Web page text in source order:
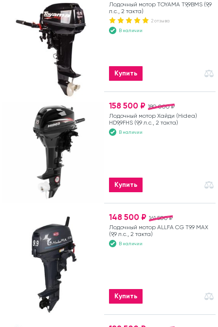
Лодочный мотор TOYAMA T9,9BMS (9,9
л.с., 2 такта)
2 отзыва
В наличии
Купить
180 000 ₽
158 500 ₽
Лодочный мотор Хайди (Hidea)
HD9,9FHS (9,9 л.с., 2 такта)
В наличии
Купить
161 500 ₽
148 500 ₽
Лодочный мотор ALLFA CG T9.9 MAX
(9,9 л.с., 2 такта)
В наличии
Купить